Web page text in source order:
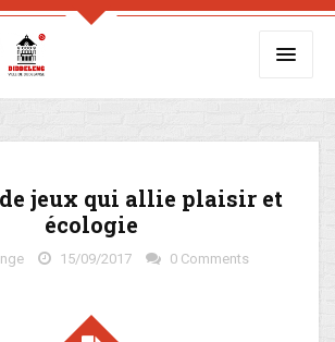
jeux qui allie plaisir et
écologie
15/09/2017 0 Comments